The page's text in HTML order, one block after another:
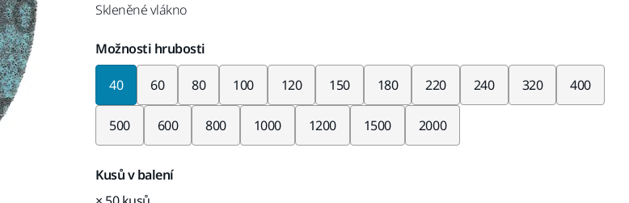
Skleněné vlákno
Možnosti hrubosti
40 60 80 100 120 150 180 220 240 320 400
500 600 800 1000 1200 1500 2000
Kusů v balení